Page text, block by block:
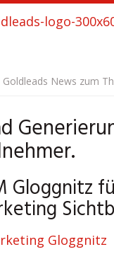
Goldleads News zum
Gloggnitz